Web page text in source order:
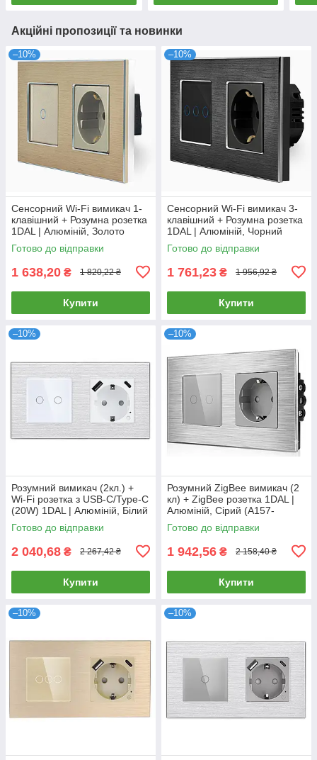
Акційні пропозиції та новинки
–10%
Сенсорний Wi-Fi вимикач 1-
клавішний + Розумна розетка
1DAL | Алюміній, Золото
(A157-GSW1G.WF-ST.WF.GD)
Готово до відправки
1 638,20 ₴ 1 820,22 ₴
Купити
–10%
Сенсорний Wi-Fi вимикач 3-
клавішний + Розумна розетка
1DAL | Алюміній, Чорний
(A157-GSW3G.WF-ST.WF.BL)
Готово до відправки
1 761,23 ₴ 1 956,92 ₴
Купити
–10%
Розумний вимикач (2кл.) +
Wi-Fi розетка з USB-C/Type-C
(20W) 1DAL | Алюміній, Білий
(A157-GSW2G.WF-
STUTC.WF.WT)
Готово до відправки
2 040,68 ₴ 2 267,42 ₴
Купити
–10%
Розумний ZigBee вимикач (2
кл) + ZigBee розетка 1DAL |
Алюміній, Сірий (A157-
GSW2G.ZB-ST.ZB.GR)
Готово до відправки
1 942,56 ₴ 2 158,40 ₴
Купити
–10% –10%